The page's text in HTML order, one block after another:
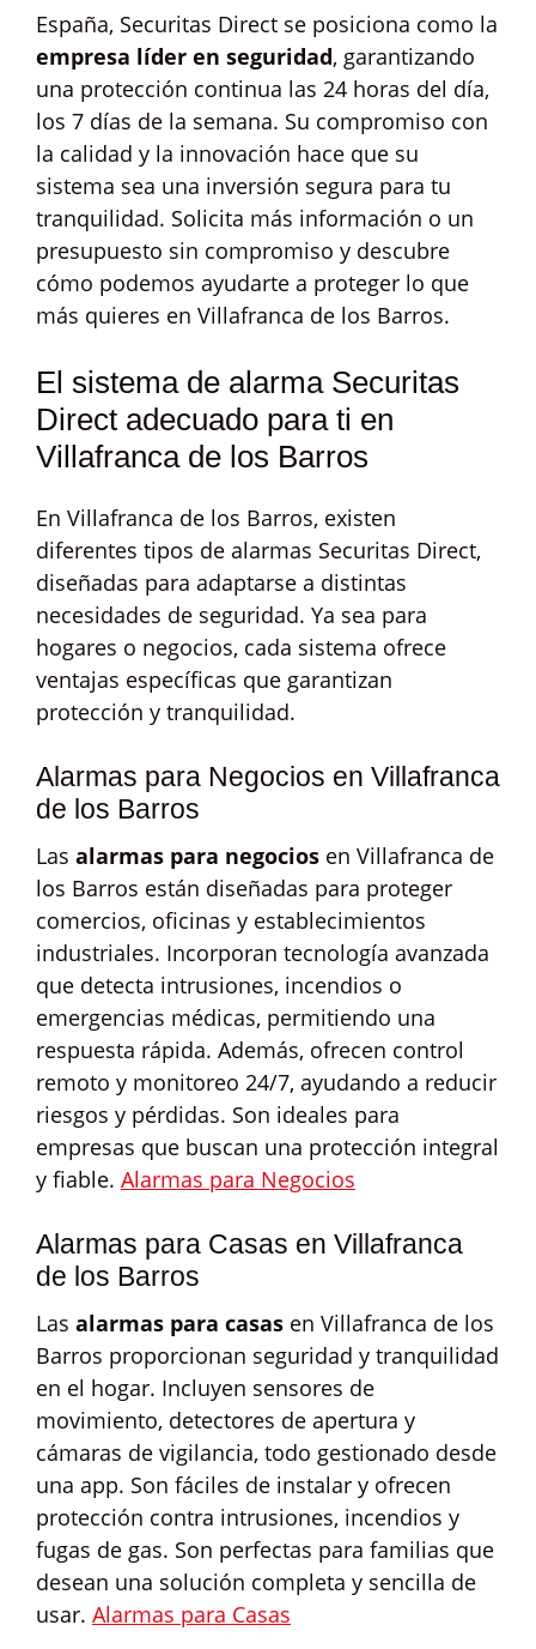
España, Securitas Direct se posiciona como la
empresa líder en seguridad, garantizando
una protección continua las 24 horas del día,
los 7 días de la semana. Su compromiso con
la calidad y la innovación hace que su
sistema sea una inversión segura para tu
tranquilidad. Solicita más información o un
presupuesto sin compromiso y descubre
cómo podemos ayudarte a proteger lo que
más quieres en Villafranca de los Barros.
El sistema de alarma Securitas
Direct adecuado para ti en
Villafranca de los Barros
En Villafranca de los Barros, existen
diferentes tipos de alarmas Securitas Direct,
diseñadas para adaptarse a distintas
necesidades de seguridad. Ya sea para
hogares o negocios, cada sistema ofrece
ventajas específicas que garantizan
protección y tranquilidad.
Alarmas para Negocios en Villafranca
de los Barros
Las alarmas para negocios en Villafranca de
los Barros están diseñadas para proteger
comercios, oficinas y establecimientos
industriales. Incorporan tecnología avanzada
que detecta intrusiones, incendios o
emergencias médicas, permitiendo una
respuesta rápida. Además, ofrecen control
remoto y monitoreo 24/7, ayudando a reducir
riesgos y pérdidas. Son ideales para
empresas que buscan una protección integral
y fiable. Alarmas para Negocios
Alarmas para Casas en Villafranca
de los Barros
Las alarmas para casas en Villafranca de los
Barros proporcionan seguridad y tranquilidad
en el hogar. Incluyen sensores de
movimiento, detectores de apertura y
cámaras de vigilancia, todo gestionado desde
una app. Son fáciles de instalar y ofrecen
protección contra intrusiones, incendios y
fugas de gas. Son perfectas para familias que
desean una solución completa y sencilla de
usar. Alarmas para Casas